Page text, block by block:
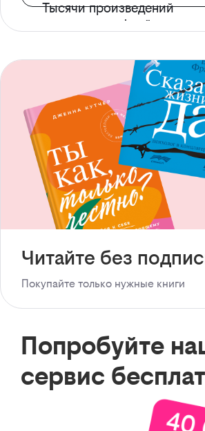
Тысячи произведений
с доступом офлайн
Читайте без
Покупайте только нужные книги
Попробуйте
сервис